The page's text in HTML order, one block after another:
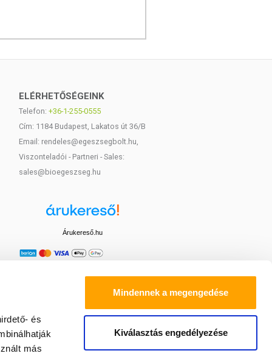
és
más
Mindennek a megengedése
Kiválasztás engedélyezése
ELÉRHETŐSÉGEINK
Telefon: +36-1-255-0555
Cím: 1184 Budapest, Lakatos út 36/B
Email: rendeles@egeszsegbolt.hu,
Viszonteladói - Partneri - Sales:
sales@bioegeszseg.hu
Árukereső.hu